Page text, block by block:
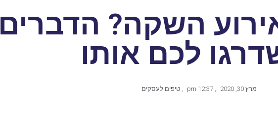
השקה? הדברים
לכם אותו
מרץ 30, 2020 ,
12:37 pm
, טיפים לעסקים